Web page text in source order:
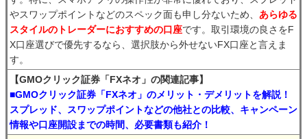
やスワップポイントなどのスペック面も申し分ないため、 あらゆる
スタイルのトレーダーにおすすめの口座です。取引環境の良さをF
X口座選びで優先するなら、選択肢から外せないFX口座と言えま
す。
【GMOクリック証券「FXネオ」の関連記事】
■GMOクリック証券「FXネオ」のメリット・デメリットを解説！
スプレッド、スワップポイントなどの他社との比較、キャンペーン
情報や口座開設までの時間、必要書類も紹介！